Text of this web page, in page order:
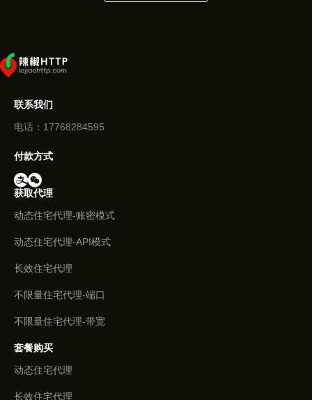
联系我们
电话：17768284595
付款方式
获取代理
动态住宅代理-账密模式
动态住宅代理-API模式
长效住宅代理
不限量住宅代理-端口
不限量住宅代理-带宽
套餐购买
动态住宅代理
长效住宅代理